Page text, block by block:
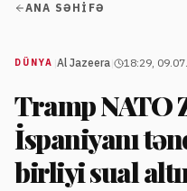
ANA SƏHIFƏ
DÜNYA Al Jazeera 18:29,
Tramp NATO
İspaniyanı
birliyi sual